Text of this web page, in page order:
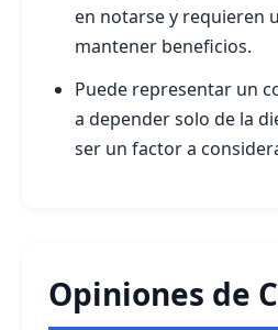
en notarse y requieren
mantener beneficios.
Puede representar un
a depender solo de la
ser un factor a
Opiniones de